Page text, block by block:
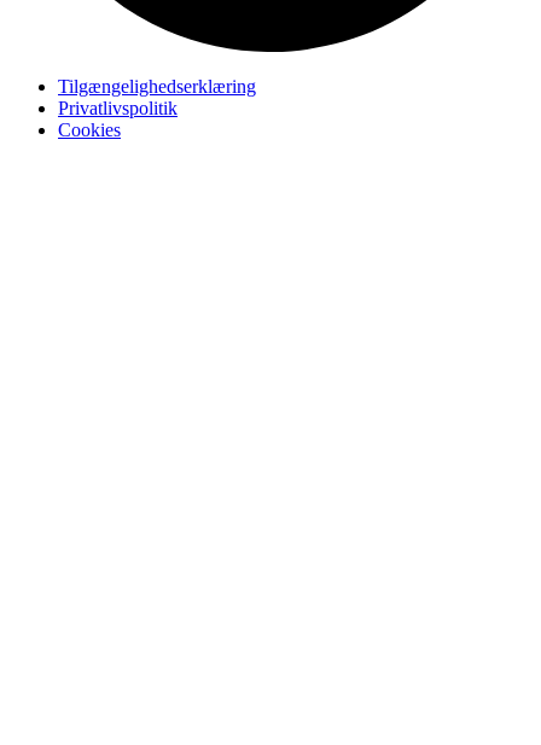
Tilgængelighedserklæring
Privatlivspolitik
Cookies